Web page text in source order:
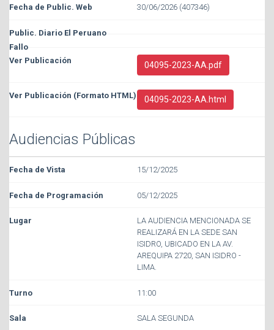
30/06/2026 (407346)
04095-2023-AA.pdf
04095-2023-AA.html
Audiencias Públicas
15/12/2025
05/12/2025
LA AUDIENCIA MENCIONADA SE
REALIZARÁ EN LA SEDE SAN
ISIDRO, UBICADO EN LA AV.
AREQUIPA 2720, SAN ISIDRO -
LIMA.
11:00
SALA SEGUNDA